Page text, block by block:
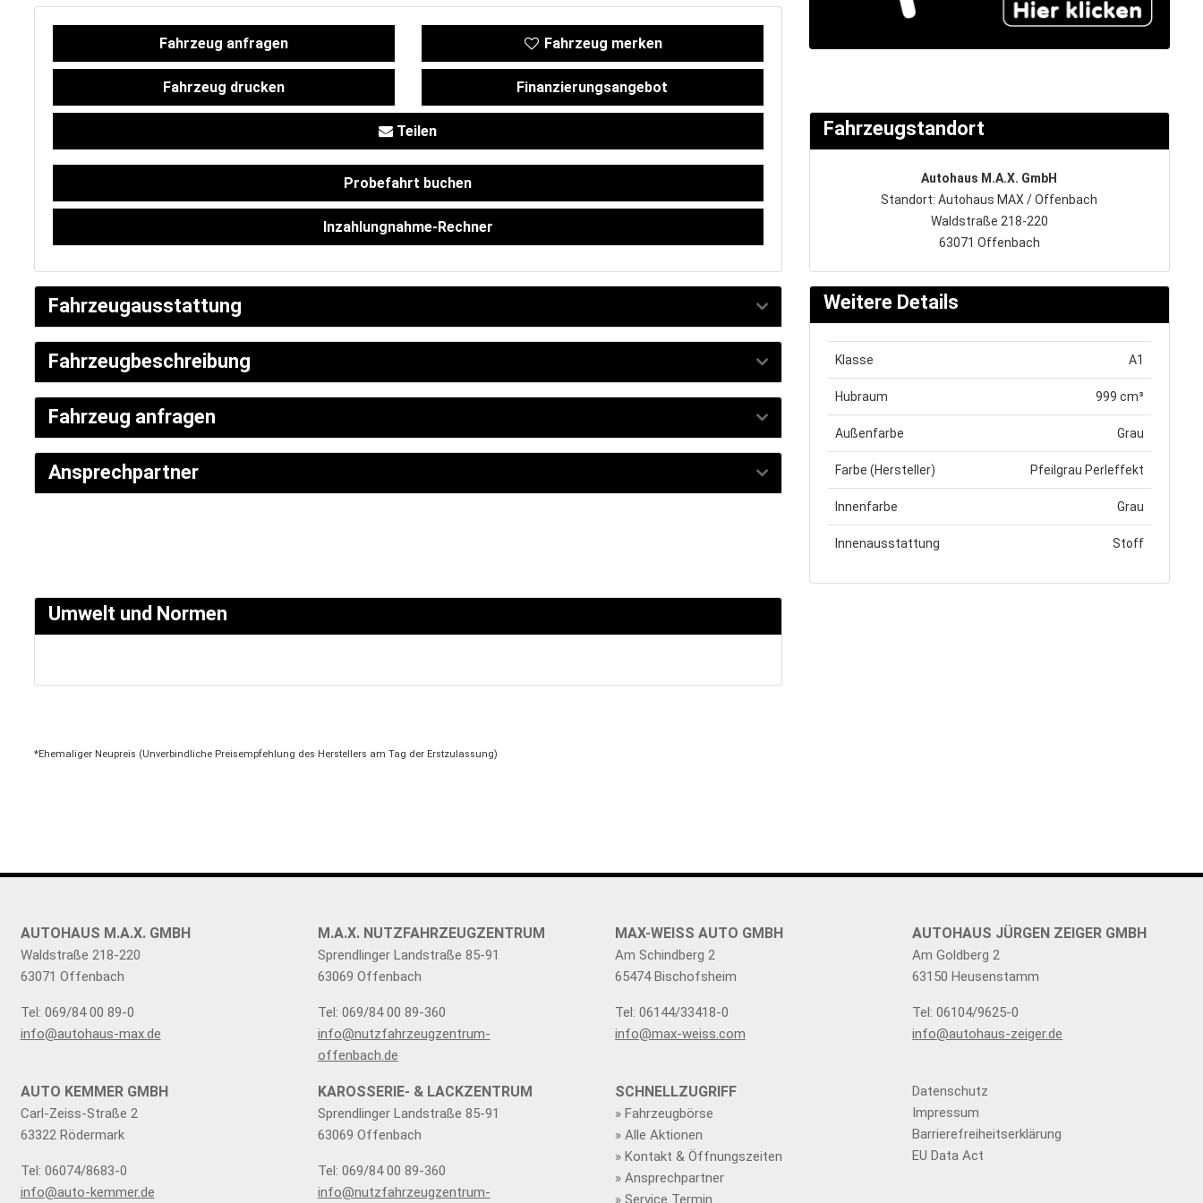
Versicherung
SCHNELLEINSTIEG
KONTAKT/ANFAHRT
SERVICETERMIN
AKTIONEN
SHOP
Fahrzeug anfragen
Fahrzeug drucken
Fahrzeug merken
Finanzierungsangebot
Teilen
Probefahrt buchen
Inzahlungnahme-Rechner
Fahrzeugstandort
Autohaus M.A.X. GmbH
Standort: Autohaus MAX / Offenbach
Waldstraße 218-220
63071 Offenbach
Fahrzeugausstattung
Fahrzeugbeschreibung
Fahrzeug anfragen
Ansprechpartner
Weitere Details
Klasse A1
Hubraum 999 cm³
Außenfarbe Grau
Farbe (Hersteller) Pfeilgrau Perleffekt
Innenfarbe Grau
Innenausstattung Stoff
Umwelt und Normen
*Ehemaliger Neupreis (Unverbindliche Preisempfehlung des Herstellers am Tag der Erstzulassung)
AUTOHAUS M.A.X. GMBH
Waldstraße 218-220
63071 Offenbach
Tel: 069/84 00 89-0
info@autohaus-max.de
M.A.X. NUTZFAHRZEUGZENTRUM
Sprendlinger Landstraße 85-91
63069 Offenbach
Tel: 069/84 00 89-360
info@nutzfahrzeugzentrum-
offenbach.de
MAX-WEISS AUTO GMBH
Am Schindberg 2
65474 Bischofsheim
Tel: 06144/33418-0
info@max-weiss.com
AUTOHAUS JÜRGEN ZEIGER GMBH
Am Goldberg 2
63150 Heusenstamm
Tel: 06104/9625-0
info@autohaus-zeiger.de
AUTO KEMMER GMBH
Carl-Zeiss-Straße 2
63322 Rödermark
Tel: 06074/8683-0
info@auto-kemmer.de
KAROSSERIE- & LACKZENTRUM
Sprendlinger Landstraße 85-91
63069 Offenbach
Tel: 069/84 00 89-360
info@nutzfahrzeugzentrum-
SCHNELLZUGRIFF
» Fahrzeugbörse
» Alle Aktionen
» Kontakt & Öffnungszeiten
» Ansprechpartner
» Service Termin
Datenschutz
Impressum
Barrierefreiheitserklärung
EU Data Act